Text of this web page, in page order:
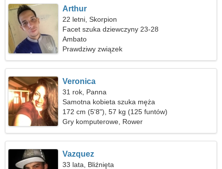
Arthur
22 letni, Skorpion
Facet szuka dziewczyny 23-28
Ambato
Prawdziwy związek
Veronica
31 rok, Panna
Samotna kobieta szuka męża
172 cm (5'8"), 57 kg (125 funtów)
Gry komputerowe, Rower
Vazquez
33 lata, Bliźnięta